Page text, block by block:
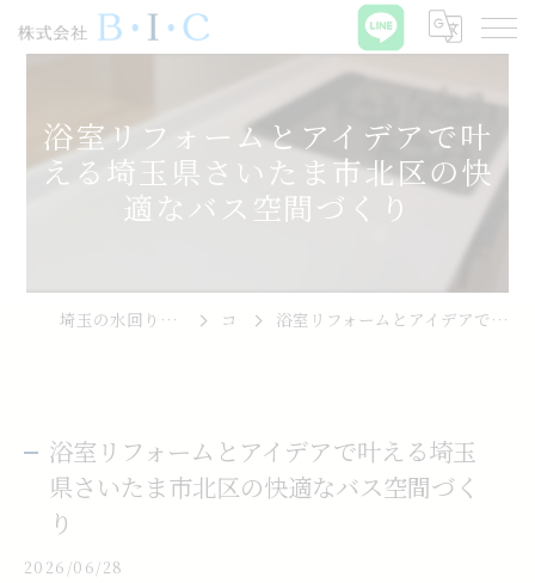
浴室リフォームとアイデアで叶
える埼玉県さいたま市北区の快
適なバス空間づくり
埼玉の水回りリフォームなら株式会社B･I･C コラム 浴室リフォームとアイデアで叶える埼玉県さいたま市北区の快適なバス空間づくり
浴室リフォームとアイデアで叶える埼玉
県さいたま市北区の快適なバス空間づく
り
2026/06/28